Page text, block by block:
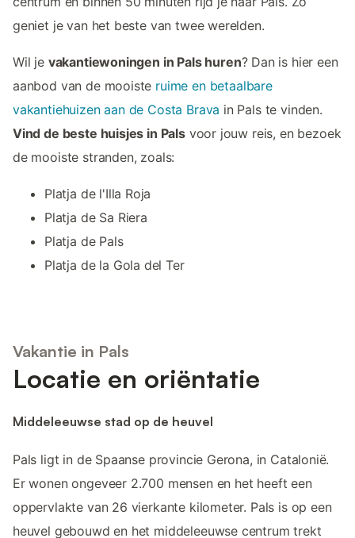
geniet je van het beste van twee werelden.
Wil je vakantiewoningen in Pals huren? Dan is hier een
aanbod van de mooiste ruime en betaalbare
vakantiehuizen aan de Costa Brava in Pals te vinden.
Vind de beste huisjes in Palsvoor jouw reis, en bezoek
de mooiste stranden, zoals:
Platja de l'Illa Roja
Platja de Sa Riera
Platja de Pals
Platja de la Gola del Ter
Vakantie in Pals
Locatie en oriëntatie
Middeleeuwse stad op de heuvel
Pals ligt in de Spaanse provincie Gerona, in Catalonië.
Er wonen ongeveer 2.700 mensen en het heeft een
oppervlakte van 26 vierkante kilometer. Pals is op een
heuvel gebouwd en het middeleeuwse centrum trekt